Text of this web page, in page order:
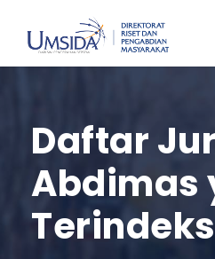
Daftar
Abdimas